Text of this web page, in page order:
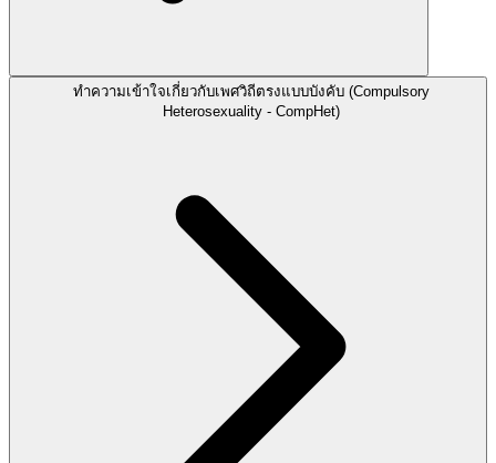
ทำความเข้าใจเกี่ยวกับเพศวิถีตรงแบบบังคับ (Compulsory
Heterosexuality - CompHet)